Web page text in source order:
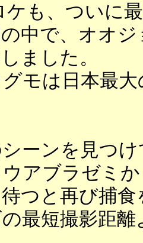
ケも、ついに
中で、オオ
ました。
モは日本最
ーンを見つ
アブラゼミ
つと再び捕
最短撮影距